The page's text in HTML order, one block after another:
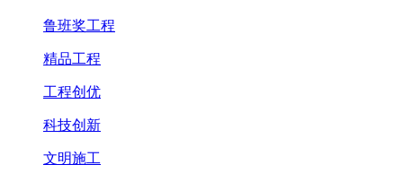
鲁班奖工程
精品工程
工程创优
科技创新
文明施工